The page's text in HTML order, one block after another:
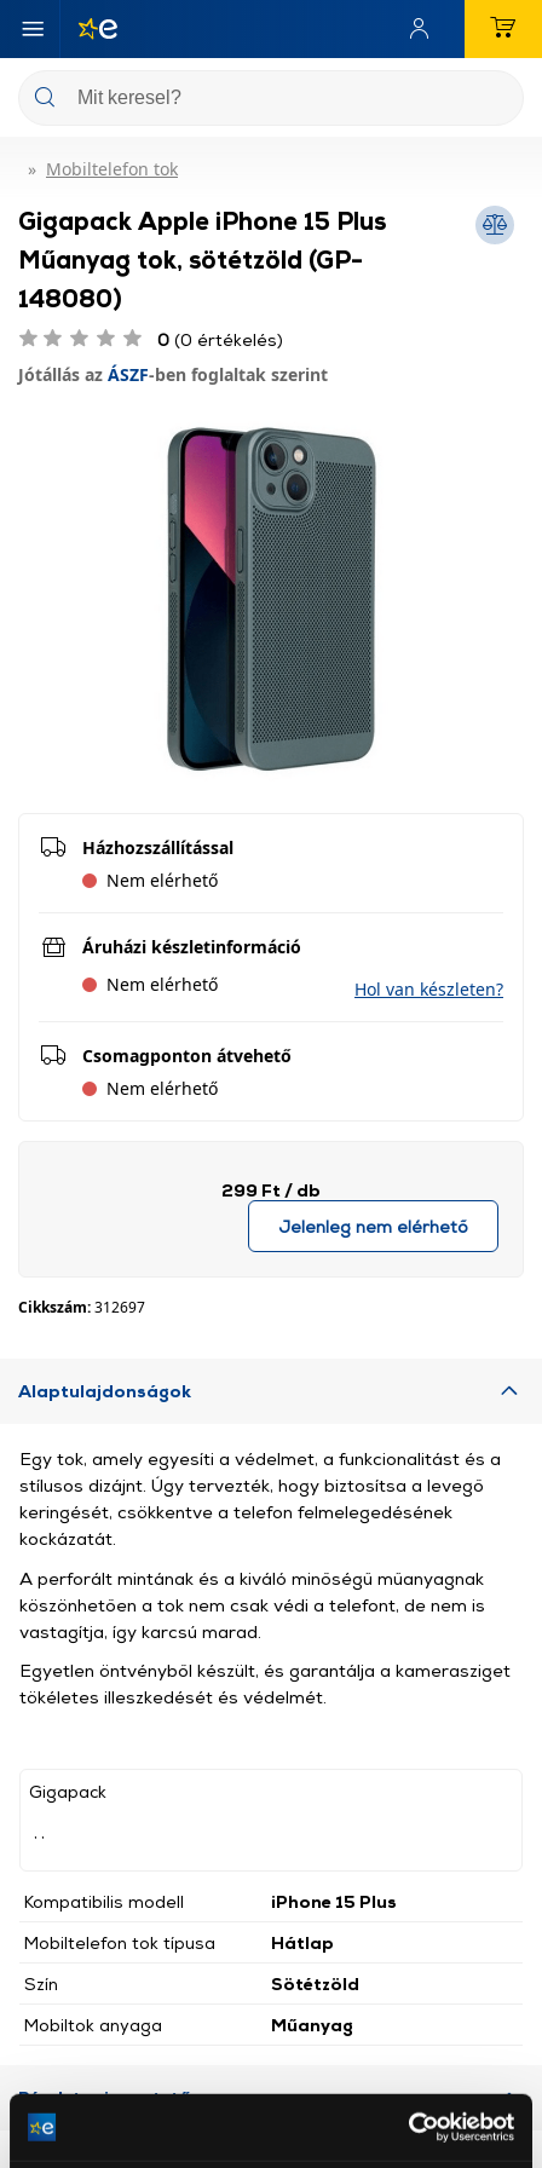
Mobiltelefon tok
Gigapack Apple iPhone 15 Plus
Műanyag tok, sötétzöld (GP-
148080)
0 (0 értékelés)
Jótállás az ÁSZF-ben foglaltak szerint
Házhozszállítással
Nem elérhető
Áruházi készletinformáció
Nem elérhető
Hol van készleten?
Csomagponton átvehető
Nem elérhető
299 Ft / db
Jelenleg nem elérhető
Cikkszám:312697
Alaptulajdonságok
Gigapack
Kompatibilis modell
iPhone 15 Plus
Mobiltelefon tok típusa
Hátlap
Szín
Sötétzöld
Mobiltok anyaga
Műanyag
Egy tok, amely egyesíti a védelmet, a funkcionalitást és a
stílusos dizájnt. Úgy tervezték, hogy biztosítsa a levegő
keringését, csökkentve a telefon felmelegedésének
kockázatát.
A perforált mintának és a kiváló minőségű műanyagnak
köszönhetően a tok nem csak védi a telefont, de nem is
vastagítja, így karcsú marad.
Egyetlen öntvényből készült, és garantálja a kamerasziget
tökéletes illeszkedését és védelmét.
Részletes ismertető